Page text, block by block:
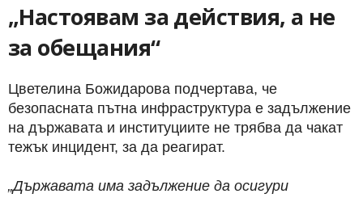
„Настоявам за действия, а не
за обещания“
Цветелина Божидарова подчертава, че
безопасната пътна инфраструктура е задължение
на държавата и институциите не трябва да чакат
тежък инцидент, за да реагират.
„Държавата има задължение да осигури